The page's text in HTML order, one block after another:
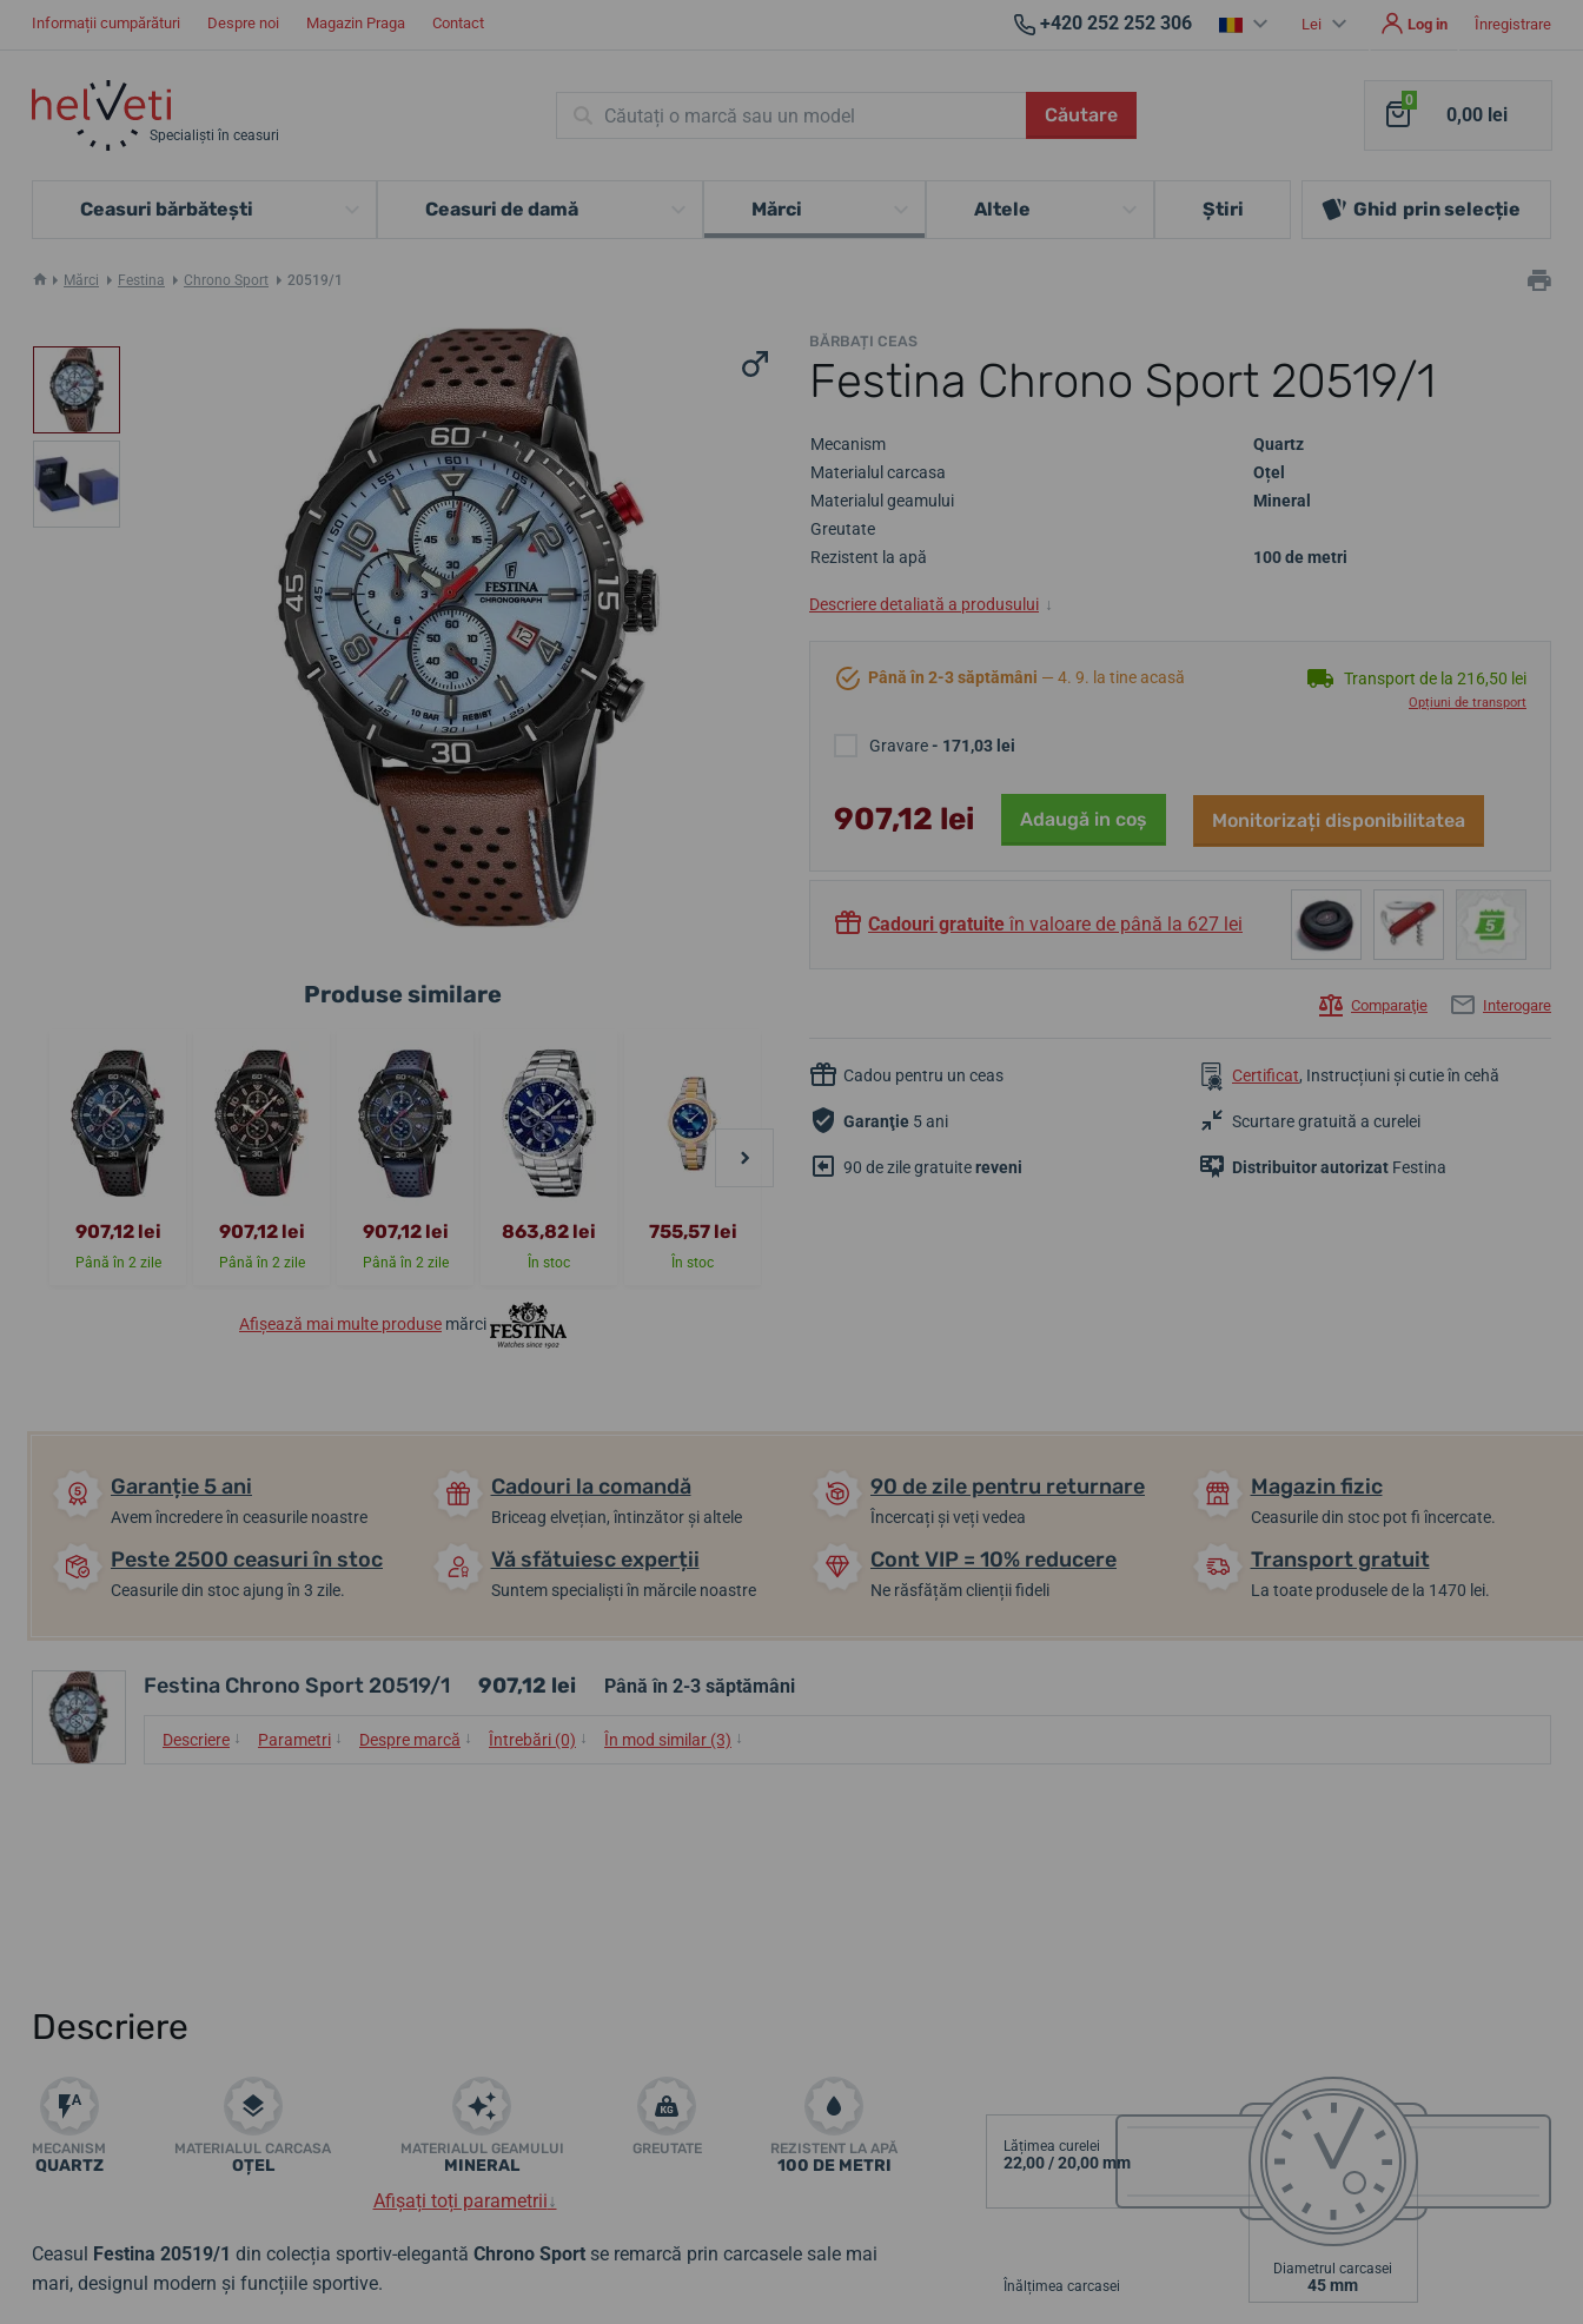
Informații cumpărături Despre noi Magazin Praga Contact +420 252 252 306 Lei Log in Înregistrare
Specialiști în ceasuri
Căutare
0
0,00 lei
Ceasuri bărbătești Ceasuri de damă Mărci Altele Ştiri Ghid prin selecție
Mărci Festina Chrono Sport 20519/1
BĂRBAȚI CEAS
Festina Chrono Sport 20519/1
Mecanism
Quartz
Materialul carcasa
Oțel
Materialul geamului
Mineral
Greutate
Rezistent la apă
100 de metri
Descriere detaliată a produsului ↓
Până în 2-3 săptămâni — 4. 9. la tine acasă Transport de la 216,50 lei
Opțiuni de transport
Gravare- 171,03 lei
907,12 lei Adaugă in coş Monitorizați disponibilitatea
Cadouri gratuite în valoare de până la 627 lei
Comparaţie Interogare
Cadou pentru un ceas Certificat, Instrucțiuni și cutie în cehă
Garanţie 5 ani Scurtare gratuită a curelei
90 de zile gratuitereveni Distribuitor autorizat Festina
Produse similare
907,12 lei
Până în 2 zile
907,12 lei
Până în 2 zile
907,12 lei
Până în 2 zile
863,82 lei
În stoc
755,57 lei
În stoc
Afișează mai multe produse mărci
Garanție 5 ani
Avem încredere în ceasurile noastre
Cadouri la comandă
Briceag elvețian, întinzător și altele
90 de zile pentru returnare
Încercați și veți vedea
Magazin fizic
Ceasurile din stoc pot fi încercate.
Peste 2500 ceasuri în stoc
Ceasurile din stoc ajung în 3 zile.
Vă sfătuiesc experții
Suntem specialiști în mărcile noastre
Cont VIP = 10% reducere
Ne răsfățăm clienții fideli
Transport gratuit
La toate produsele de la 1470 lei.
Festina Chrono Sport 20519/1 907,12 lei Până în 2-3 săptămâni
Descriere ↓ Parametri ↓ Despre marcă ↓ Întrebări (0) ↓ În mod similar (3) ↓
Descriere
MECANISM
QUARTZ
MATERIALUL CARCASA
OȚEL
MATERIALUL GEAMULUI
MINERAL
GREUTATE REZISTENT LA APĂ
100 DE METRI
Afișați toți parametrii↓
Ceasul Festina 20519/1 din colecția sportiv-elegantă Chrono Sport se remarcă prin carcasele sale mai
mari, designul modern și funcțiile sportive.
Lățimea curelei
22,00 / 20,00 mm
Înălțimea carcasei
Diametrul carcasei
45 mm